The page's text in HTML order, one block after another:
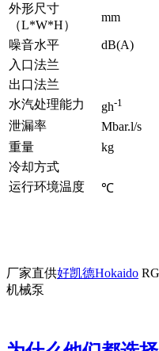
外形尺寸
（L*W*H）
mm
噪音水平 dB(A)
入口法兰
出口法兰
水汽处理能力
gh-1
泄漏率
Mbar.l/s
重量 kg
冷却方式
运行环境温度
℃
厂家直供好凯德Hokaido
机械泵